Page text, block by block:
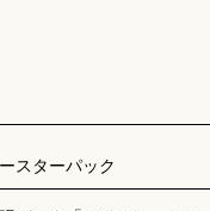
スターパック